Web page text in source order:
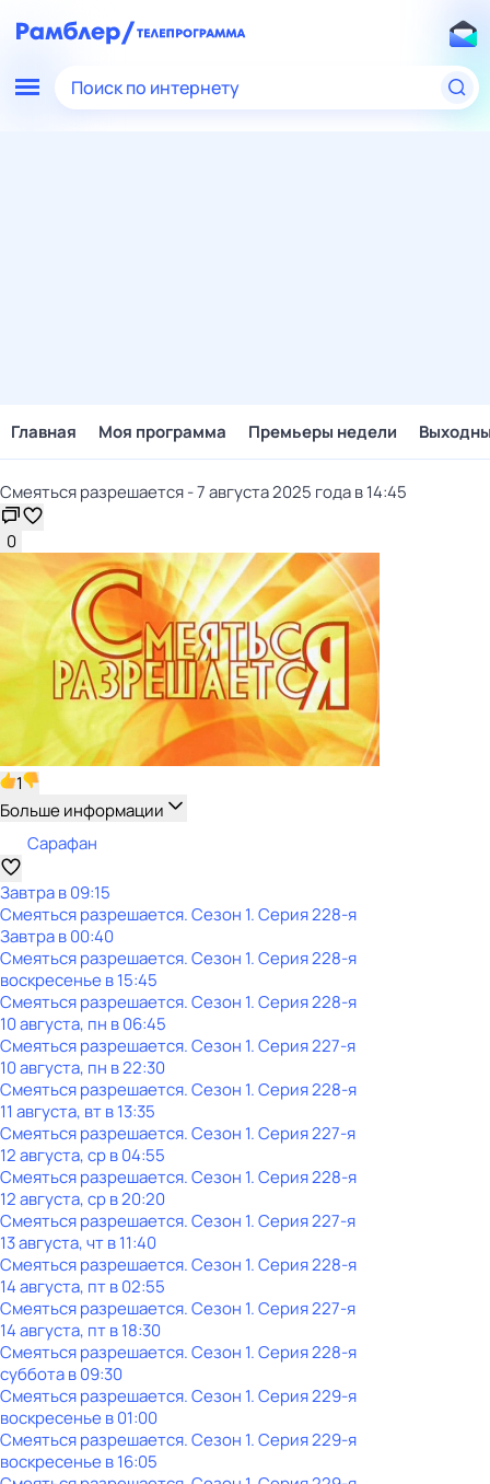
Поиск по интернету
Главная Моя программа Премьеры недели
Смеяться разрешается - 7 августа 2025 года в 14:45
0
1
Больше информации
Сарафан
Завтра в 09:15
Смеяться разрешается. Сезон 1. Серия 228-я
Завтра в 00:40
Смеяться разрешается. Сезон 1. Серия 228-я
воскресенье в15:45
Смеяться разрешается. Сезон 1. Серия 228-я
10 августа, пн в 06:45
Смеяться разрешается. Сезон 1. Серия 227-я
10 августа, пн в 22:30
Смеяться разрешается. Сезон 1. Серия 228-я
11 августа, вт в 13:35
Смеяться разрешается. Сезон 1. Серия 227-я
12 августа, ср в 04:55
Смеяться разрешается. Сезон 1. Серия 228-я
12 августа, ср в 20:20
Смеяться разрешается. Сезон 1. Серия 227-я
13 августа, чт в 11:40
Смеяться разрешается. Сезон 1. Серия 228-я
14 августа, пт в 02:55
Смеяться разрешается. Сезон 1. Серия 227-я
14 августа, пт в 18:30
Смеяться разрешается. Сезон 1. Серия 228-я
субботав09:30
Смеяться разрешается. Сезон 1. Серия 229-я
воскресенье в01:00
Смеяться разрешается. Сезон 1. Серия 229-я
воскресенье в16:05